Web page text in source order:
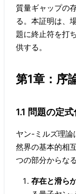
質量ギャップの
る。本証明は、
題に終止符を打
供する。
第1章：序
1.1 問題の定
ヤン-ミルズ理論
然界の基本的相
つの部分からな
存在と滑ら